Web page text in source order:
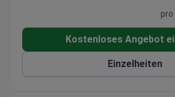
pro
Kostenloses Angebot
Einzelheiten